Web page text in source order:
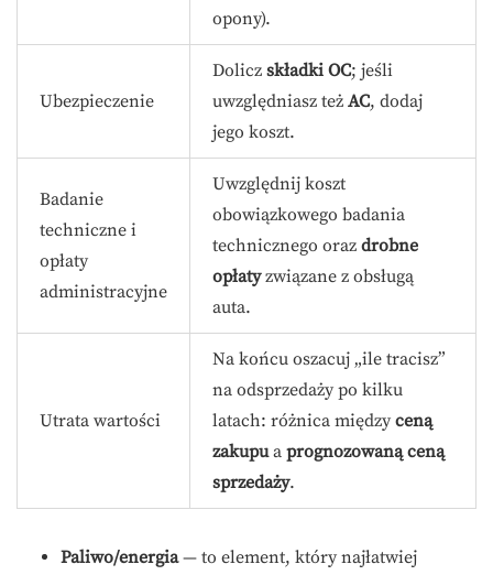
opony).
Ubezpieczenie
Dolicz składki OC; jeśli
uwzględniasz też AC, dodaj
jego koszt.
Badanie
techniczne i
opłaty
administracyjne
Uwzględnij koszt
obowiązkowego badania
technicznego oraz drobne
opłatyzwiązane z obsługą
auta.
Utrata wartości
Na końcu oszacuj „ile tracisz”
na odsprzedaży po kilku
latach: różnica między ceną
zakupua prognozowaną ceną
sprzedaży.
Paliwo/energia— to element, który najłatwiej